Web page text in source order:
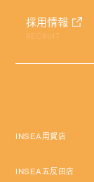
採用情報
RECRUIT
INSEA用賀店
INSEA五反田店